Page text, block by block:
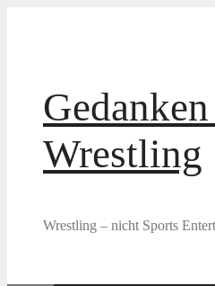
Wrestling
Wrestling – nicht Sports